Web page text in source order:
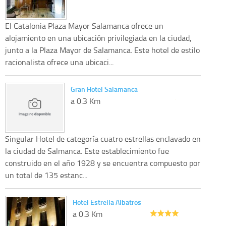
El Catalonia Plaza Mayor Salamanca ofrece un
alojamiento en una ubicación privilegiada en la ciudad,
junto a la Plaza Mayor de Salamanca. Este hotel de estilo
racionalista ofrece una ubicaci...
Gran Hotel Salamanca
a 0.3 Km
Singular Hotel de categoría cuatro estrellas enclavado en
la ciudad de Salmanca. Este establecimiento fue
construido en el año 1928 y se encuentra compuesto por
un total de 135 estanc...
Hotel Estrella Albatros
a 0.3 Km